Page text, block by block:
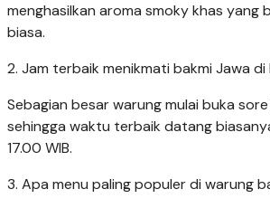
menghasilkan aroma smoky khas yang
biasa.
2. Jam terbaik menikmati bakmi Jawa
Sebagian besar warung mulai buka
sehingga waktu terbaik datang
17.00 WIB.
3. Apa menu paling populer di warung